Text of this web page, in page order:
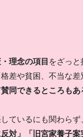
理念の項目 をざっ
差や貧困、不当な
賛同できるところもあ
ているにも関わら
対」「旧宮家養子